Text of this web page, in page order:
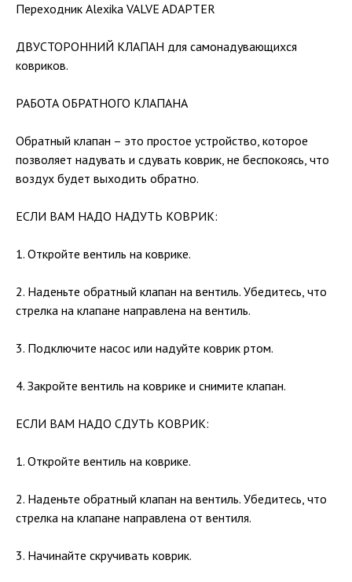
Переходник Alexika VALVE ADAPTER
ДВУСТОРОННИЙ КЛАПАН для самонадувающихся
ковриков.
РАБОТА ОБРАТНОГО КЛАПАНА
Обратный клапан – это простое устройство, которое
позволяет надувать и сдувать коврик, не беспокоясь, что
воздух будет выходить обратно.
ЕСЛИ ВАМ НАДО НАДУТЬ КОВРИК:
1. Откройте вентиль на коврике.
2. Наденьте обратный клапан на вентиль. Убедитесь, что
стрелка на клапане направлена на вентиль.
3. Подключите насос или надуйте коврик ртом.
4. Закройте вентиль на коврике и снимите клапан.
ЕСЛИ ВАМ НАДО СДУТЬ КОВРИК:
1. Откройте вентиль на коврике.
2. Наденьте обратный клапан на вентиль. Убедитесь, что
стрелка на клапане направлена от вентиля.
3. Начинайте скручивать коврик.